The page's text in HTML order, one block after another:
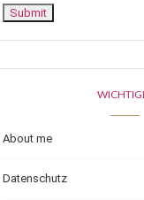
About me
Datenschutz